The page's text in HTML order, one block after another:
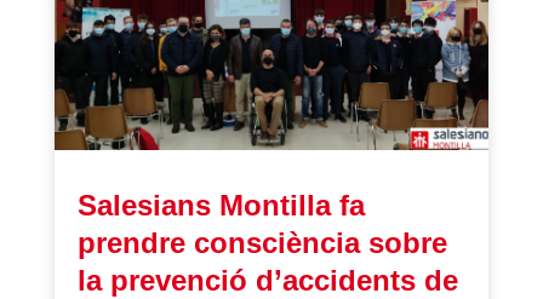
Salesians Montilla fa
prendre consciència sobre
la prevenció d’accidents de